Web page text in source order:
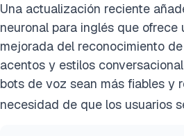
Una actualización reciente
neuronal para inglés que ofrece
mejorada del reconocimiento
acentos y estilos
bots de voz sean más fiables y
necesidad de que los usuarios